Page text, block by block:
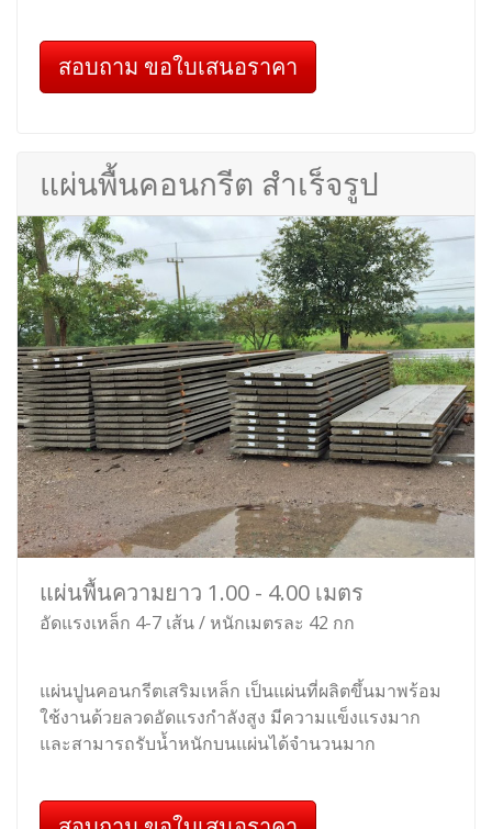
สอบถาม ขอใบเสนอราคา
แผ่นพื้นคอนกรีต สำเร็จรูป
แผ่นพื้นความยาว 1.00 - 4.00 เมตร
อัดแรงเหล็ก 4-7 เส้น / หนักเมตรละ 42 กก
แผ่นปูนคอนกรีตเสริมเหล็ก เป็นแผ่นที่ผลิตขึ้นมาพร้อม
ใช้งานด้วยลวดอัดแรงกำลังสูง มีความแข็งแรงมาก
และสามารถรับน้ำหนักบนแผ่นได้จำนวนมาก